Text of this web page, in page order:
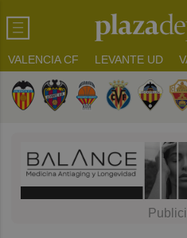
VALENCIA CF LEVANTE UD